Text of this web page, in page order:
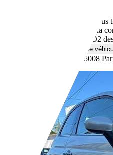
informations sur la
émissions de CO2
comparateur de
FR-75008